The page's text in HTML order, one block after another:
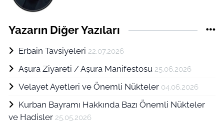
Yazarın Diğer Yazıları
Erbain Tavsiyeleri 22.07.2026
Aşura Ziyareti / Aşura Manifestosu 25.06.2026
Velayet Ayetleri ve Önemli Nükteler 04.06.2026
Kurban Bayramı Hakkında Bazı Önemli Nükteler
ve Hadisler 25.05.2026